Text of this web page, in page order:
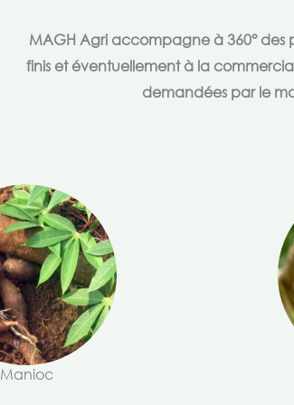
MAGH Agri accompagne à 360° des
finis et éventuellement à la
demandées par le
Manioc